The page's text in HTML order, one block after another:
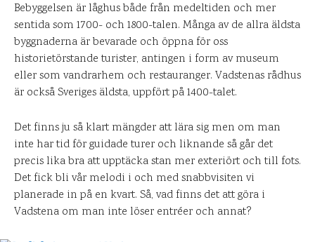
Bebyggelsen är låghus både från medeltiden och mer
sentida som 1700- och 1800-talen. Många av de allra äldsta
byggnaderna är bevarade och öppna för oss
historietörstande turister, antingen i form av museum
eller som vandrarhem och restauranger. Vadstenas rådhus
är också Sveriges äldsta, uppfört på 1400-talet.
Det finns ju så klart mängder att lära sig men om man
inte har tid för guidade turer och liknande så går det
precis lika bra att upptäcka stan mer exteriört och till fots.
Det fick bli vår melodi i och med snabbvisiten vi
planerade in på en kvart. Så, vad finns det att göra i
Vadstena om man inte löser entréer och annat?